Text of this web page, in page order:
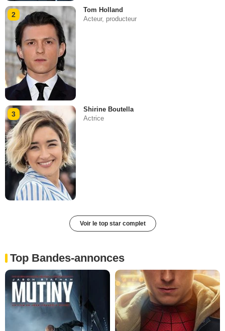
2
Tom Holland
Acteur, producteur
3
Shirine Boutella
Actrice
Voir le top star complet
Top Bandes-annonces